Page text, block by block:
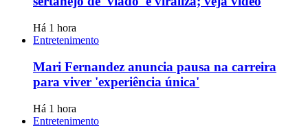
Há 1 hora
Entretenimento
Mari Fernandez anuncia pausa na carreira
para viver 'experiência única'
Há 1 hora
Entretenimento